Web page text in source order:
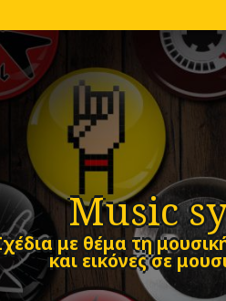
Music
με θέμα τη
και εικόνες σε